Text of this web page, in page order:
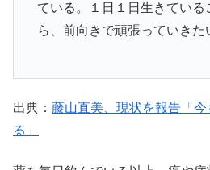
ている。１日１日生きている
ら、前向きで頑張っていきた
出典： 藤山直美、現状を報告「
る」